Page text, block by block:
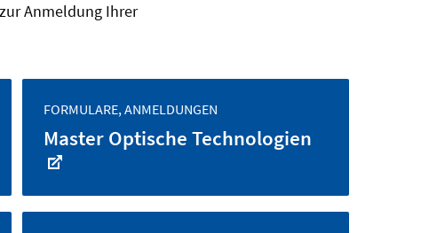
Anmeldung Ihrer
FORMULARE, ANMELDUNGEN
Master Optische Technologien